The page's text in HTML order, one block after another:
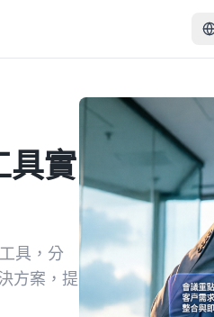
具實
具，分
方案，提